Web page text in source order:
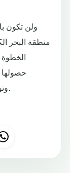
ولن تكون
منطقة البحر
حصولها
وتوباغو حذوها عام 1976، ودومينيكا عام 1978.